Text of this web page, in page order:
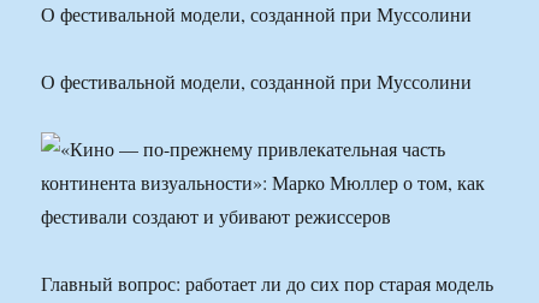
О фестивальной модели, созданной при Муссолини
О фестивальной модели, созданной при Муссолини
Главный вопрос: работает ли до сих пор старая модель